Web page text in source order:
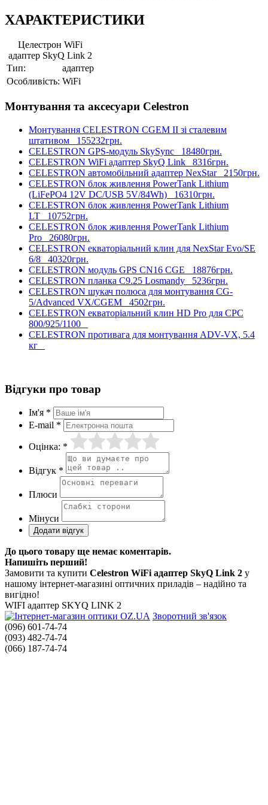
ХАРАКТЕРИСТИКИ
Целестрон WiFi
адаптер SkyQ Link 2
Тип:
адаптер
Особливість: WiFi
Монтування та аксесуари Celestron
Монтування CELESTRON CGEM II зі сталевим
штативом 155232грн.
CELESTRON GPS-модуль SkySync 18480грн.
CELESTRON WiFi адаптер SkyQ Link 8316грн.
CELESTRON автомобільний адаптер NexStar 2150грн.
CELESTRON блок живлення PowerTank Lithium
(LiFePO4 12V DC/USB 5V/84Wh) 16310грн.
CELESTRON блок живлення PowerTank Lithium
LT 10752грн.
CELESTRON блок живлення PowerTank Lithium
Pro 26080грн.
CELESTRON екваторіальний клин для NexStar Evo/SE
6/8 40320грн.
CELESTRON модуль GPS CN16 CGE 18876грн.
CELESTRON планка C9.25 Losmandy 5236грн.
CELESTRON шукач полюса для монтування CG-
5/Advanced VX/CGEM 4502грн.
CELESTRON екваторіальний клин HD Pro для CPC
800/925/1100
CELESTRON противага для монтування ADV-VX, 5.4
кг
Відгуки про товар
Ім'я *
E-mail *
Оцінка: *
Відгук *
Плюси
Мінуси
До цього товару ще немає коментарів.
Напишіть перший!
Замовити та купити Celestron WiFi адаптер SkyQ Link 2 у
нашому інтернет-магазині оптичних приладів – надійно та
вигідно!
WIFI адаптер SKYQ LINK 2
Зворотний зв'язок
(096) 601-74-74
(093) 482-74-74
(066) 187-74-74